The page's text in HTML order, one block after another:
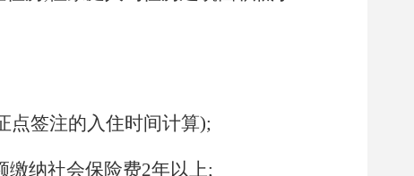
点签注的入住时间计算);
缴纳社会保险费2年以上;